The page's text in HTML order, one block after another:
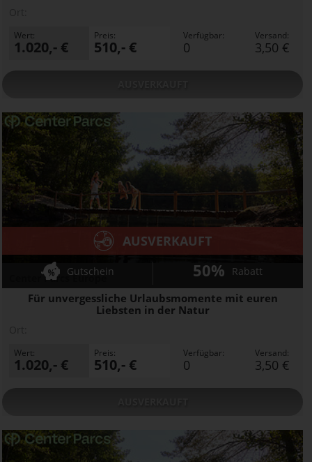
Wert:
1.020,- €
Preis:
510,- €
Verfügbar:
0
Versand:
3,50 €
Center Parcs Europe
Für unvergessliche Urlaubsmomente mit euren
Liebsten in der Natur
AUSVERKAUFT
Gutschein 50% Rabatt
Wert:
1.020,- €
Preis:
510,- €
Verfügbar:
0
Versand:
3,50 €